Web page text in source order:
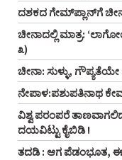
ದಶಕದ ಗೇಮ್‌ಪ್ಲಾನ್‌ಗೆ
ಚೀನಾದಲ್ಲಿ ಮಾತ್ರ:
೩)
ಚೀನಾ: ಸುಳ್ಳು,
ನೇಪಾಳ:ಪಶುಪತಿನಾಥ
ವಿಶ್ವ ಪರಂಪರೆ
ದಯವಿಟ್ಟು ಕೈಬಿಡಿ !
ತದಡಿ : ಆಗ ಪೆಡಂಭೂತ,